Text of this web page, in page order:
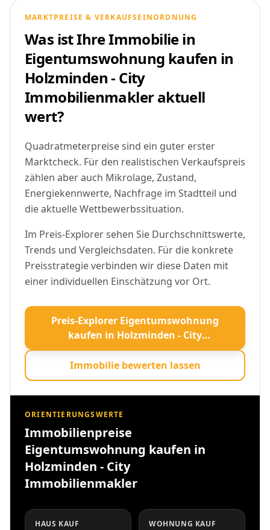
MARKTPREISE & VERKAUFSEINORDNUNG
Was ist Ihre Immobilie in
Eigentumswohnung kaufen in
Holzminden - City
Immobilienmakler aktuell
wert?
Quadratmeterpreise sind ein guter erster
Marktcheck. Für den realistischen Verkaufspreis
zählen aber auch Mikrolage, Zustand,
Energiekennwerte, Nachfrage im Stadtteil und
die aktuelle Wettbewerbssituation.
Im Preis-Explorer sehen Sie Durchschnittswerte,
Trends und Vergleichsdaten. Für die konkrete
Preisstrategie verbinden wir diese Daten mit
einer individuellen Einschätzung vor Ort.
Preis-Explorer Eigentumswohnung
kaufen in Holzminden - City
Immobilienmakler öffnen
Immobilie bewerten lassen
ORIENTIERUNGSWERTE
Immobilienpreise
Eigentumswohnung kaufen in
Holzminden - City
Immobilienmakler
HAUS KAUF WOHNUNG KAUF